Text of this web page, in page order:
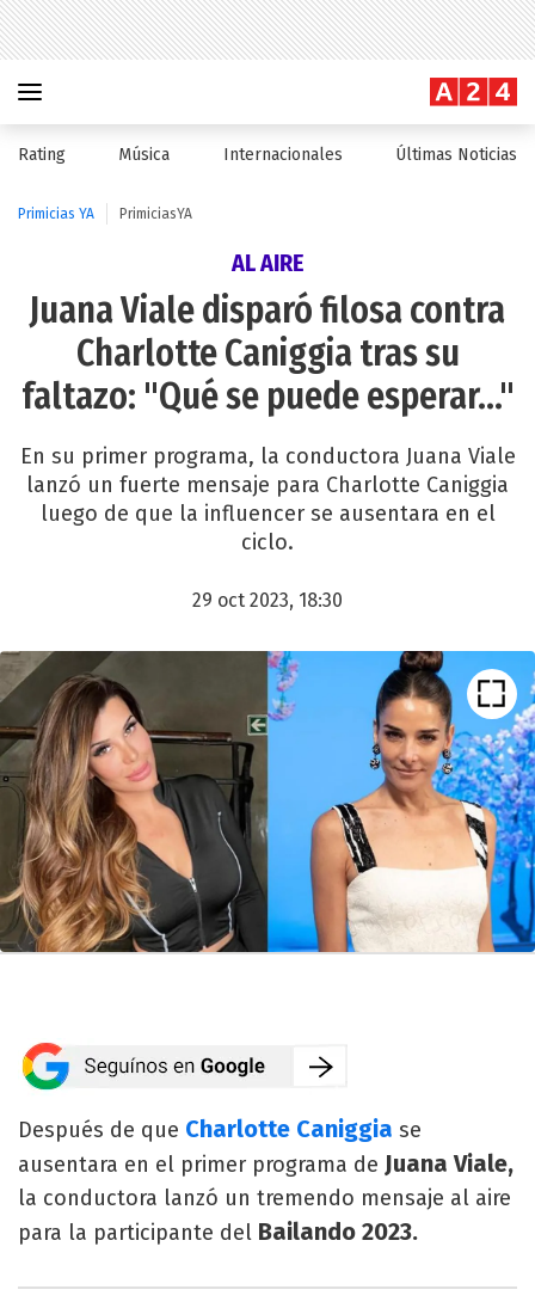
Rating Música Internacionales Últimas Noticias
Primicias YA PrimiciasYA
AL AIRE
Juana Viale disparó filosa contra
Charlotte Caniggia tras su
faltazo: "Qué se puede esperar..."
En su primer programa, la conductora Juana Viale
lanzó un fuerte mensaje para Charlotte Caniggia
luego de que la influencer se ausentara en el
ciclo.
29 oct 2023, 18:30
Después de que Charlotte Caniggia se
ausentara en el primer programa de Juana Viale,
la conductora lanzó un tremendo mensaje al aire
para la participante del Bailando 2023.